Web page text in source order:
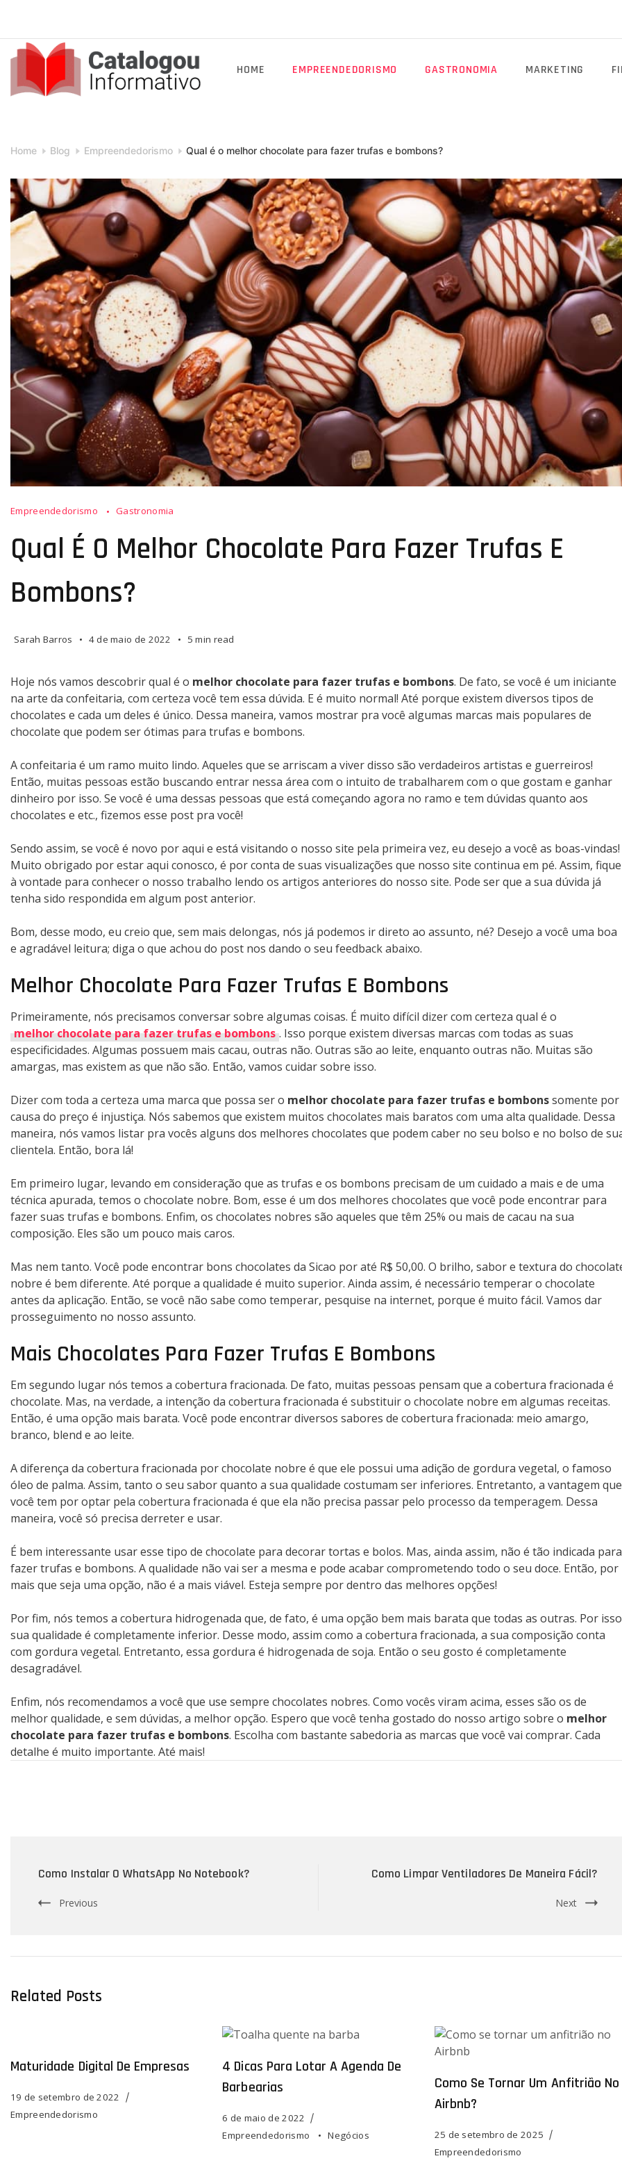
content
HOME EMPREENDEDORISMO GASTRONOMIA MARKETING
Home Blog Empreendedorismo Qual é o melhor chocolate para fazer trufas e bombons?
Empreendedorismo Gastronomia
Qual É O Melhor Chocolate Para Fazer Trufas E
Bombons?
Sarah Barros 4 de maio de 2022 5 min read
Hoje nós vamos descobrir qual é o melhor chocolate para fazer trufas e bombons. De fato, se você é um iniciante
na arte da confeitaria, com certeza você tem essa dúvida. E é muito normal! Até porque existem diversos tipos de
chocolates e cada um deles é único. Dessa maneira, vamos mostrar pra você algumas marcas mais populares de
chocolate que podem ser ótimas para trufas e bombons.
A confeitaria é um ramo muito lindo. Aqueles que se arriscam a viver disso são verdadeiros artistas e guerreiros!
Então, muitas pessoas estão buscando entrar nessa área com o intuito de trabalharem com o que gostam e ganhar
dinheiro por isso. Se você é uma dessas pessoas que está começando agora no ramo e tem dúvidas quanto aos
chocolates e etc., fizemos esse post pra você!
Sendo assim, se você é novo por aqui e está visitando o nosso site pela primeira vez, eu desejo a você as boas-vindas!
Muito obrigado por estar aqui conosco, é por conta de suas visualizações que nosso site continua em pé. Assim, fique
à vontade para conhecer o nosso trabalho lendo os artigos anteriores do nosso site. Pode ser que a sua dúvida já
tenha sido respondida em algum post anterior.
Bom, desse modo, eu creio que, sem mais delongas, nós já podemos ir direto ao assunto, né? Desejo a você uma boa
e agradável leitura; diga o que achou do post nos dando o seu feedback abaixo.
Melhor Chocolate Para Fazer Trufas E Bombons
Primeiramente, nós precisamos conversar sobre algumas coisas. É muito difícil dizer com certeza qual é o
melhor chocolate para fazer trufas e bombons . Isso porque existem diversas marcas com todas as suas
especificidades. Algumas possuem mais cacau, outras não. Outras são ao leite, enquanto outras não. Muitas são
amargas, mas existem as que não são. Então, vamos cuidar sobre isso.
Dizer com toda a certeza uma marca que possa ser o melhor chocolate para fazer trufas e bombonssomente por
causa do preço é injustiça. Nós sabemos que existem muitos chocolates mais baratos com uma alta qualidade. Dessa
maneira, nós vamos listar pra vocês alguns dos melhores chocolates que podem caber no seu bolso e no bolso de
clientela. Então, bora lá!
Em primeiro lugar, levando em consideração que as trufas e os bombons precisam de um cuidado a mais e de uma
técnica apurada, temos o chocolate nobre. Bom, esse é um dos melhores chocolates que você pode encontrar para
fazer suas trufas e bombons. Enfim, os chocolates nobres são aqueles que têm 25% ou mais de cacau na sua
composição. Eles são um pouco mais caros.
Mas nem tanto. Você pode encontrar bons chocolates da Sicao por até R$ 50,00. O brilho, sabor e textura do
nobre é bem diferente. Até porque a qualidade é muito superior. Ainda assim, é necessário temperar o chocolate
antes da aplicação. Então, se você não sabe como temperar, pesquise na internet, porque é muito fácil. Vamos dar
prosseguimento no nosso assunto.
Mais Chocolates Para Fazer Trufas E Bombons
Em segundo lugar nós temos a cobertura fracionada. De fato, muitas pessoas pensam que a cobertura fracionada é
chocolate. Mas, na verdade, a intenção da cobertura fracionada é substituir o chocolate nobre em algumas receitas.
Então, é uma opção mais barata. Você pode encontrar diversos sabores de cobertura fracionada: meio amargo,
branco, blend e ao leite.
A diferença da cobertura fracionada por chocolate nobre é que ele possui uma adição de gordura vegetal, o famoso
óleo de palma. Assim, tanto o seu sabor quanto a sua qualidade costumam ser inferiores. Entretanto, a vantagem que
você tem por optar pela cobertura fracionada é que ela não precisa passar pelo processo da temperagem. Dessa
maneira, você só precisa derreter e usar.
É bem interessante usar esse tipo de chocolate para decorar tortas e bolos. Mas, ainda assim, não é tão indicada para
fazer trufas e bombons. A qualidade não vai ser a mesma e pode acabar comprometendo todo o seu doce. Então, por
mais que seja uma opção, não é a mais viável. Esteja sempre por dentro das melhores opções!
Por fim, nós temos a cobertura hidrogenada que, de fato, é uma opção bem mais barata que todas as outras. Por
sua qualidade é completamente inferior. Desse modo, assim como a cobertura fracionada, a sua composição conta
com gordura vegetal. Entretanto, essa gordura é hidrogenada de soja. Então o seu gosto é completamente
desagradável.
Enfim, nós recomendamos a você que use sempre chocolates nobres. Como vocês viram acima, esses são os de
melhor qualidade, e sem dúvidas, a melhor opção. Espero que você tenha gostado do nosso artigo sobre o melhor
chocolate para fazer trufas e bombons. Escolha com bastante sabedoria as marcas que você vai comprar. Cada
detalhe é muito importante. Até mais!
Navigation
Como Instalar O WhatsApp No Notebook?
Previous
Como Limpar Ventiladores De Maneira Fácil?
Next
Related Posts
Maturidade Digital De Empresas
19 de setembro de 2022
Empreendedorismo
4 Dicas Para Lotar A Agenda De
Barbearias
6 de maio de 2022
Empreendedorismo
Negócios
Como Se Tornar Um Anfitrião No
Airbnb?
25 de setembro de 2025
Empreendedorismo